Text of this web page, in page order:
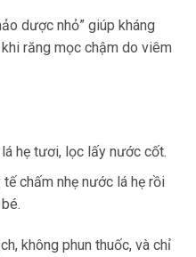
dược nhỏ” giúp kháng
răng mọc chậm do viêm
hẹ tươi, lọc lấy nước cốt.
chấm nhẹ nước lá hẹ rồi
không phun thuốc, và chỉ